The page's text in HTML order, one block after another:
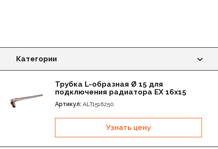
Категории
Монтажная гильза латунь EX
Муфта равнопроходная латунь EX
Муфта редукционная латунь EX
Угольник равнопроходной 90° латунь EX
Трубка L-образная Ø 15 для
подключения радиатора EX 16х15
Артикул: ALT1516250
Узнать цену